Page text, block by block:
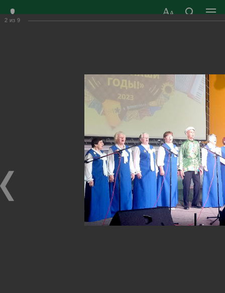
ВЛАДИМИРСКОЙ
САМОУПРАВЛЕНИЯ
г. Радужный, 1 квартал, д.55
Адрес здания администрации
radugn@avo.ru
Электронная почта
Главная Фотогалерея Новости
›
Фестиваль хоров и ансамблей ветеранов войны и труда
Фестиваль хоров и ансамблей
2 из 9